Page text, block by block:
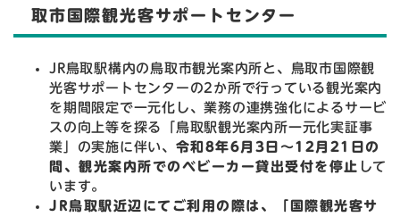
取市国際観光客サポートセンター
JR鳥取駅構内の鳥取市観光案内所と、鳥取市国際観
光客サポートセンターの2か所で行っている観光案内
を期間限定で一元化し、業務の連携強化によるサービ
スの向上等を探る「鳥取駅観光案内所一元化実証事
業」の実施に伴い、 令和8年6月3日～12月21日の
間、 観光案内所でのベビーカー貸出受付を停止 して
います。
JR鳥取駅近辺にてご利用の際は、「国際観光客サ